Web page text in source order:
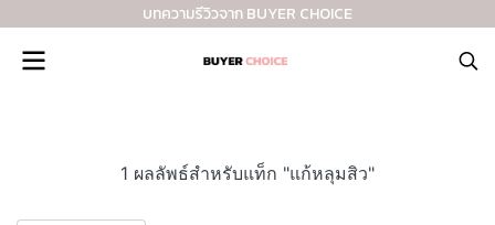
บทความรีวิวจาก BUYER CHOICE
1 ผลลัพธ์สำหรับแท็ก "แก้หลุมสิว"